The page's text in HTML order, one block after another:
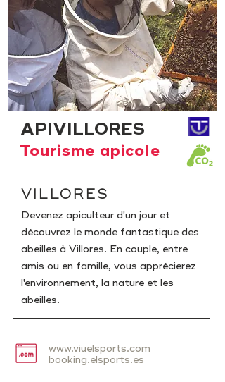
APIVILLORES
Tourisme apicole
VILLORES
Devenez apiculteur d'un jour et
découvrez le monde fantastique des
abeilles à Villores. En couple, entre
amis ou en famille, vous apprécierez
l'environnement, la nature et les
abeilles.
www.viuelsports.com
booking.elsports.es